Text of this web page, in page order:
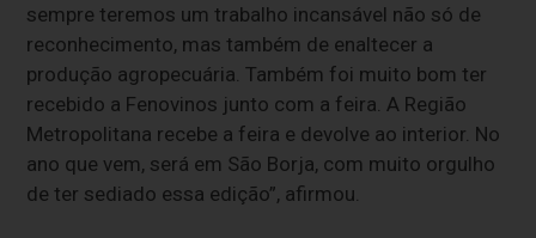
sempre teremos um trabalho incansável não só de
reconhecimento, mas também de enaltecer a
produção agropecuária. Também foi muito bom ter
recebido a Fenovinos junto com a feira. A Região
Metropolitana recebe a feira e devolve ao interior. No
ano que vem, será em São Borja, com muito orgulho
de ter sediado essa edição”, afirmou.